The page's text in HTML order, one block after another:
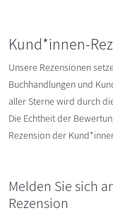
Kund*innen-
Unsere Rezensionen
Buchhandlungen und
aller Sterne wird durch
Die Echtheit der
Rezension der
Melden Sie sich
Rezension